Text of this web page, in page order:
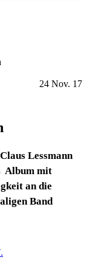
24 Nov. 17
Lessmann
Album mit
an die
Band